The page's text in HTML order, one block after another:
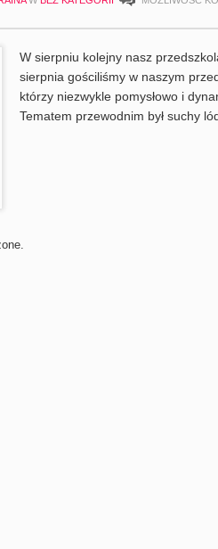
W sierpniu kolejny nasz
sierpnia gościliśmy w naszym
którzy niezwykle pomysłowo i
Tematem przewodnim był suchy